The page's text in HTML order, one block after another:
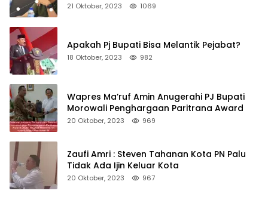
21 Oktober, 2023 1069
Apakah Pj Bupati Bisa Melantik Pejabat?
18 Oktober, 2023 982
Wapres Ma’ruf Amin Anugerahi PJ Bupati
Morowali Penghargaan Paritrana Award
20 Oktober, 2023 969
Zaufi Amri : Steven Tahanan Kota PN Palu
Tidak Ada Ijin Keluar Kota
20 Oktober, 2023 967